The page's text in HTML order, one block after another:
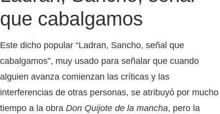
que cabalgamos
Este dicho popular “Ladran, Sancho, señal que
cabalgamos”, muy usado para señalar que cuando
alguien avanza comienzan las críticas y las
interferencias de otras personas, se atribuyó por mucho
tiempo a la obra Don Quijote de la mancha, pero la